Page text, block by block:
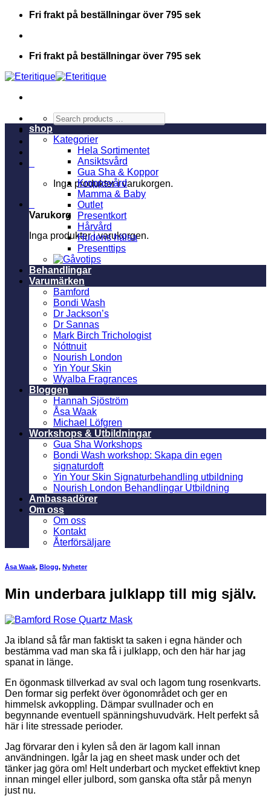
Skip
content
Fri frakt på beställningar över 795 sek
Fri frakt på beställningar över 795 sek
Search
products
…
Inga produkter i varukorgen.
Varukorg
Inga produkter i varukorgen.
shop
Kategorier
Hela Sortimentet
Ansiktsvård
Gua Sha & Koppor
Kroppsvård
Mamma & Baby
Outlet
Presentkort
Hårvård
Hudens hälsa
Presenttips
Behandlingar
Varumärken
Bamford
Bondi Wash
Dr Jackson’s
Dr Sannas
Mark Birch Trichologist
Nóttnuit
Nourish London
Yin Your Skin
Wyalba Fragrances
Bloggen
Hannah Sjöström
Åsa Waak
Michael Löfgren
Workshops & Utbildningar
Gua Sha Workshops
Bondi Wash workshop: Skapa din egen
signaturdoft
Yin Your Skin Signaturbehandling utbildning
Nourish London Behandlingar Utbildning
Ambassadörer
Om oss
Om oss
Kontakt
Återförsäljare
Åsa Waak, Blogg, Nyheter
Min underbara julklapp till mig själv.
Ja ibland så får man faktiskt ta saken i egna händer och
bestämma vad man ska få i julklapp, och den här har jag
spanat in länge.
En ögonmask tillverkad av sval och lagom tung rosenkvarts.
Den formar sig perfekt över ögonområdet och ger en
himmelsk avkoppling. Dämpar svullnader och en
begynnande eventuell spänningshuvudvärk. Helt perfekt så
här i lite stressade perioder.
Jag förvarar den i kylen så den är lagom kall innan
användningen. Igår la jag en sheet mask under och det
tänker jag göra om! Helt underbart och mycket effektivt knep
innan mingel eller julbord, som ganska ofta står på menyn
just nu.